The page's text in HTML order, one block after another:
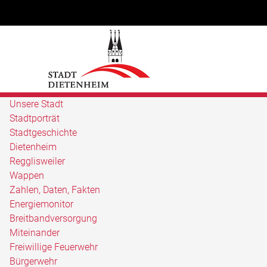
Unsere Stadt
Stadtporträt
Stadtgeschichte
Dietenheim
Regglisweiler
Wappen
Zahlen, Daten, Fakten
Energiemonitor
Breitbandversorgung
Miteinander
Freiwillige Feuerwehr
Bürgerwehr